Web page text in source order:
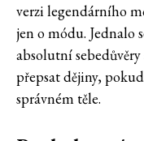
verzi legendárního
jen o módu. Jednalo
absolutní
přepsat dějiny, pokud
správném těle.